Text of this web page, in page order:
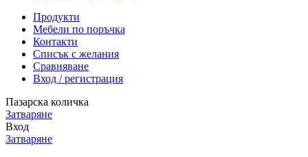
Продукти
Мебели по поръчка
Контакти
Списък с желания
Сравняване
Вход / регистрация
Пазарска количка
Затваряне
Вход
Затваряне